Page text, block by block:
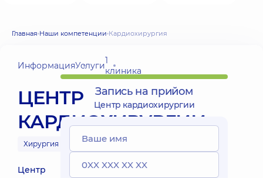
Главная Наши компетенции Кардиохирургия
ИнформацияУслуги1
клиника
ЦЕНТР
КАРДИОХИРУРГИИ
Хирургия
Центр
Запись на прийом
Центр кардиохирургии